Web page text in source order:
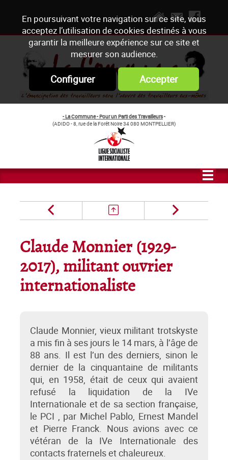
En poursuivant votre navigation sur ce site, vous
acceptez l’utilisation de cookies destinés à vous
garantir la meilleure expérience sur ce site et
mesurer son audience.
Configurer Accepter
- La Commune - Pour un Parti des Travailleurs-
(ADIDO - 8, rue de la Forêt Noire 34 080 MONTPELLIER)
Claude Monnier (1929-
2017), militant ouvrier
internationaliste
Claude Monnier, vieux militant trotskyste
a mis fin à ses jours le 14 mars, à l’âge de
88 ans. Il est l’un des derniers, sinon le
dernier de la cinquantaine de militants
qui, en 1958, était de ceux qui avaient
refusé la liquidation de la IVe
Internationale et de sa section française,
le PCI , par Michel Pablo, Ernest Mandel
et Pierre Franck. Nous avions avec ce
vétéran de la IVe Internationale des
contacts fraternels et chaleureux.